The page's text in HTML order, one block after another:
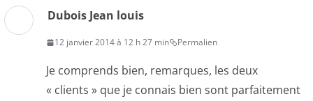
Dubois Jean louis
12 janvier 2014 à 12 h 27 min Permalien
Je comprends bien, remarques, les deux
« clients » que je connais bien sont parfaitement